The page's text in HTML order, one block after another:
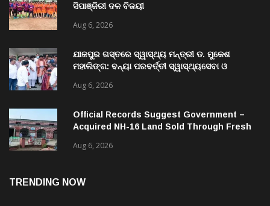
ସିପାଞ୍ଜିରୀ ଦଳ ବିଜୟୀ
Aug 6, 2026
ଯାଜପୁର ଗସ୍ତରେ ସ୍ୱାସ୍ଥ୍ୟ ମନ୍ତ୍ରୀ ଡ. ମୁକେଶ
ମହାଲିଙ୍ଗ: ବନ୍ୟା ପରବର୍ତ୍ତୀ ସ୍ୱାସ୍ଥ୍ୟସେବା ଓ
Aug 6, 2026
Official Records Suggest Government –
Acquired NH-16 Land Sold Through Fresh
Revenue Lapses.
Aug 6, 2026
TRENDING NOW